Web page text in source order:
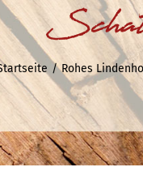
Rohes